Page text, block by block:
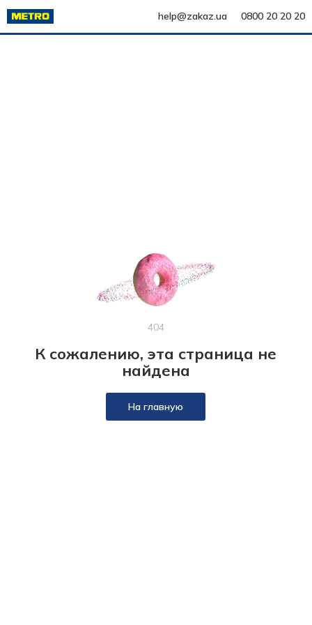
help@zakaz.ua 0800 20 20 20
404
К сожалению, эта страница не
найдена
На главную